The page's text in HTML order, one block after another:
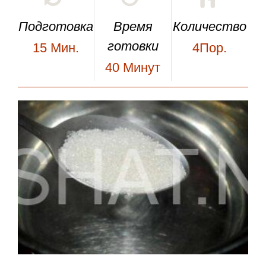
Подготовка
15 Мин.
Время
готовки
40 Минут
Количество
4Пор.